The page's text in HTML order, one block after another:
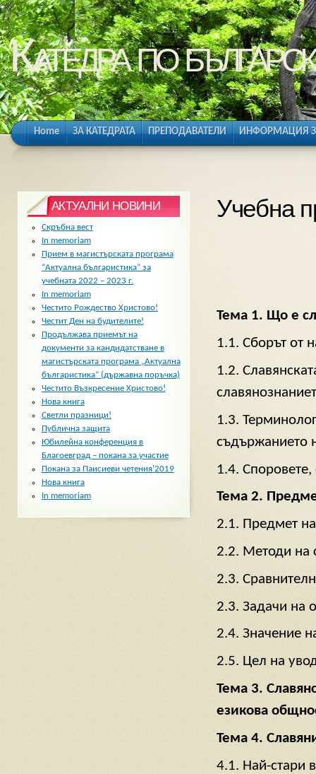
Катедра по
Home ЗА КАТЕДРАТА ПРЕПОДАВАТЕЛИ ИНФОРМАЦИЯ
Учебна
Тема 1. Що е
1.1. Сборът от
1.2.
1.3.
съдържанието
1.4.
Тема 2.
2.1. Предмет
2.2. Методи на
2.3.
2.3. Задачи на
2.4. Значение
2.5. Цел на
Тема 3.
езикова
Тема 4.
4.1. Най-стари
АКТУАЛНИ НОВИНИ
Скръбна вест
In memoriam
Прием в магистърската програма
“Актуална българистика” за
учебната 2022 – 2023 г.
In memoriam
Честито Рождество Христово!
Честит Ден на будителите!
Продължава приемът на
документи за кандидатстване в
магистърската програма „Актуална
българистика“ (държавна поръчка)
Честито Възкресение Христово!
Нова книга
Светли празници!
Публична защита
Юбилейна конференция в
Благоевград – покана за участие
Покана за Паисиеви четения’2019
Нова книга
In memoriam